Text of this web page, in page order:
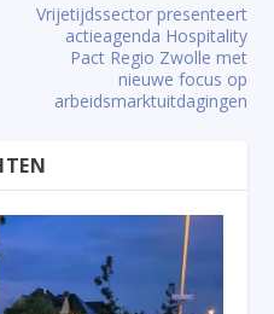
Vrijetijdssector presenteert
actieagenda Hospitality
Pact Regio Zwolle met
nieuwe focus op
arbeidsmarktuitdagingen